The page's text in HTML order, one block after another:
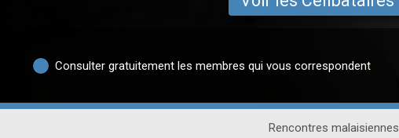
Consulter gratuitement les membres qui vous correspondent
Rencontres malaisiennes